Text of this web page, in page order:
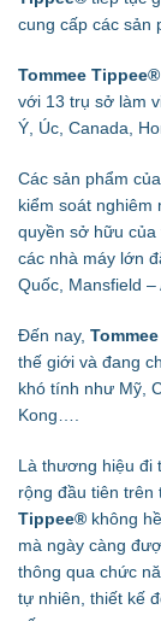
cung cấp các sản
Tommee Tippee®
với 13 trụ sở làm
Ý, Úc, Canada,
Các sản phẩm của
kiểm soát nghiêm
quyền sở hữu
các nhà máy lớn
Quốc, Mansfield –
Đến nay,
thế giới và đang
khó tính như Mỹ,
Kong….
Là thương hiệu đi
rộng đầu tiên
Tippee® không
mà ngày càng
thông qua chức
tự nhiên, thiết kế